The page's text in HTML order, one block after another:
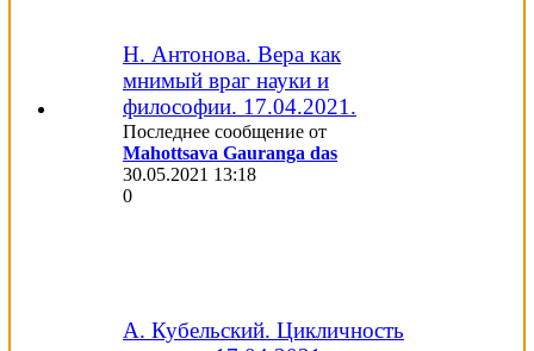
Н. Антонова. Вера как
мнимый враг науки и
философии. 17.04.2021.
Последнее сообщение от
Mahottsava Gauranga das
30.05.2021 13:18
0
А. Кубельский. Цикличность